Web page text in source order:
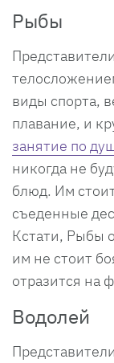
Рыбы
виды спорта,
плавание, и
занятие по
никогда не
блюд. Им
съеденные
Кстати, Рыбы
им не стоит
отразится на
Водолей